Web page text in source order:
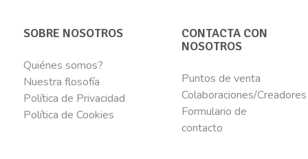
SOBRE NOSOTROS
Quiénes somos?
Nuestra flosofía
Política de Privacidad
Política de Cookies
CONTACTA CON
NOSOTROS
Puntos de venta
Colaboraciones/Creadores
Formulario de
contacto